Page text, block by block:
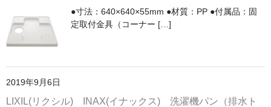
商品カテゴリー
カート
お問い合わせ
お買い物ガイド
●寸法：640×640×55mm ●材質：PP ●付属品：固
定取付金具（コーナー […]
2019年9月6日
LIXIL(リクシル) INAX(イナックス) 洗濯機パン（排水ト